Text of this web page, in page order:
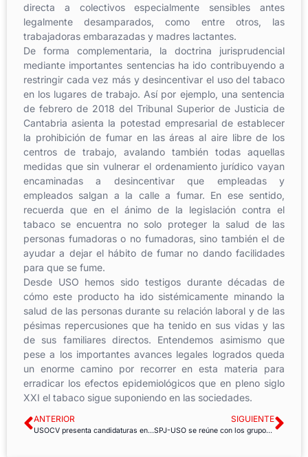
directa a colectivos especialmente sensibles antes
legalmente desamparados, como entre otros, las
trabajadoras embarazadas y madres lactantes.
De forma complementaria, la doctrina jurisprudencial
mediante importantes sentencias ha ido contribuyendo a
restringir cada vez más y desincentivar el uso del tabaco
en los lugares de trabajo. Así por ejemplo, una sentencia
de febrero de 2018 del Tribunal Superior de Justicia de
Cantabria asienta la potestad empresarial de establecer
la prohibición de fumar en las áreas al aire libre de los
centros de trabajo, avalando también todas aquellas
medidas que sin vulnerar el ordenamiento jurídico vayan
encaminadas a desincentivar que empleadas y
empleados salgan a la calle a fumar. En ese sentido,
recuerda que en el ánimo de la legislación contra el
tabaco se encuentra no solo proteger la salud de las
personas fumadoras o no fumadoras, sino también el de
ayudar a dejar el hábito de fumar no dando facilidades
para que se fume.
Desde USO hemos sido testigos durante décadas de
cómo este producto ha ido sistémicamente minando la
salud de las personas durante su relación laboral y de las
pésimas repercusiones que ha tenido en sus vidas y las
de sus familiares directos. Entendemos asimismo que
pese a los importantes avances legales logrados queda
un enorme camino por recorrer en esta materia para
erradicar los efectos epidemiológicos que en pleno siglo
XXI el tabaco sigue suponiendo en las sociedades.
ANTERIOR
USOCV presenta candidaturas en las elecciones de sanidad
SIGUIENTE
SPJ-USO se reúne con los grupos parlamentarios de Andalucía